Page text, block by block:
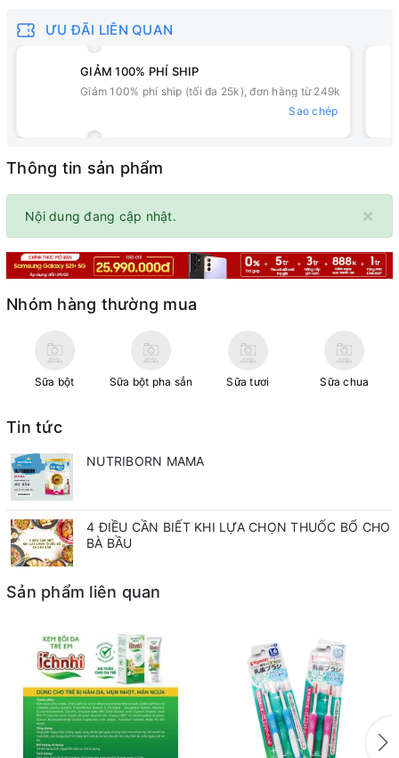
ƯU ĐÃI LIÊN QUAN
GIẢM 100% PHÍ SHIP
Giảm 100% phí ship (tối đa 25k), đơn hàng từ 249k
Sao chép
Thông tin sản phẩm
×
Nội dung đang cập nhật.
Nhóm hàng thường mua
Sữa bột Sữa bột pha sẳn Sữa tươi Sữa chua
Tin tức
NUTRIBORN MAMA
4 ĐIỀU CẦN BIẾT KHI LỰA CHỌN THUỐC BỔ CHO
BÀ BẦU
Sản phẩm liên quan